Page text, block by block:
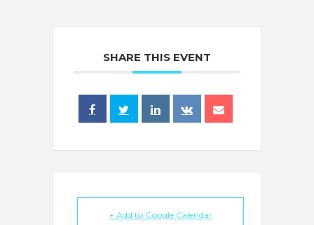
SHARE THIS EVENT
+ Add to Google Calendar